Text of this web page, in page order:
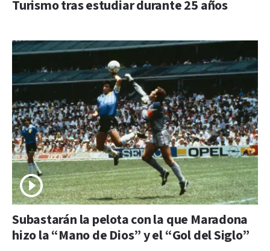
Turismo tras estudiar durante 25 años
Subastarán la pelota con la que Maradona
hizo la “Mano de Dios” y el “Gol del Siglo”